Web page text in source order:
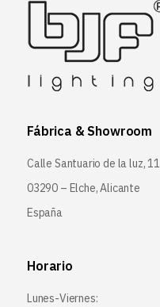
Fábrica & Showroom
Calle Santuario de la luz, 11
03290 – Elche, Alicante
España
Horario
Lunes-Viernes: